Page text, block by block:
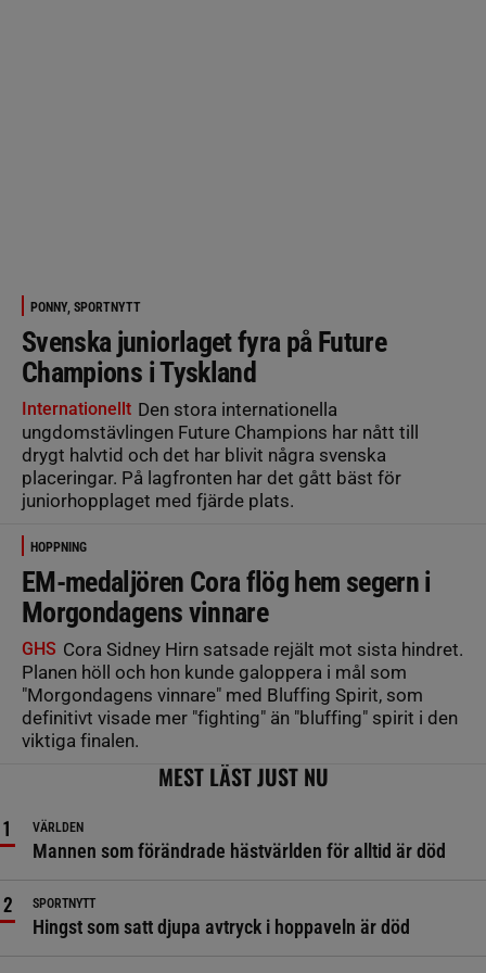
PONNY, SPORTNYTT
Svenska juniorlaget fyra på Future
Champions i Tyskland
Internationellt Den stora internationella
ungdomstävlingen Future Champions har nått till
drygt halvtid och det har blivit några svenska
placeringar. På lagfronten har det gått bäst för
juniorhopplaget med fjärde plats.
HOPPNING
EM-medaljören Cora flög hem segern i
Morgondagens vinnare
GHS Cora Sidney Hirn satsade rejält mot sista hindret.
Planen höll och hon kunde galoppera i mål som
"Morgondagens vinnare" med Bluffing Spirit, som
definitivt visade mer "fighting" än "bluffing" spirit i den
viktiga finalen.
MEST LÄST JUST NU
VÄRLDEN
Mannen som förändrade hästvärlden för alltid är död
SPORTNYTT
Hingst som satt djupa avtryck i hoppaveln är död